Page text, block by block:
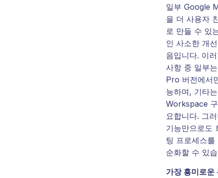
일부 Google
을 더 사용자
로 만들 수 있
인 사소한 개
음입니다. 이
사항 중 일부
Pro 버전에서
능하며, 기타
Workspace
요합니다. 그
기능만으로도
팅 프로세스를
순화할 수 있
가장 흥미로운